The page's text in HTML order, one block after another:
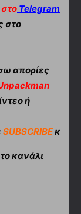
Telegram
στο
απορίες
ή
SUBSCRIBEκ
κανάλι